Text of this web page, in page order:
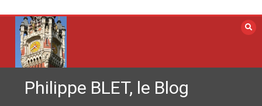
contenu
Philippe BLET, le Blog